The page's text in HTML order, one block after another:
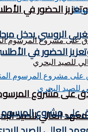
الحضور في
على مشروع
العالي للصيد
الروسي يدخل
الحضور في
على مشروع المرسوم